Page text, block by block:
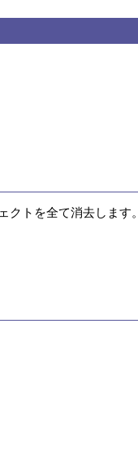
クトを全て消去します。